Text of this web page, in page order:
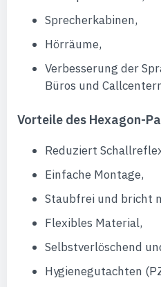
Sprecherkabinen,
Hörräume,
Verbesserung der
Büros und
Vorteile des Hexagon-
Reduziert
Einfache Montage,
Staubfrei und bricht
Flexibles Material,
Selbstverlöschend
Hygienegutachten